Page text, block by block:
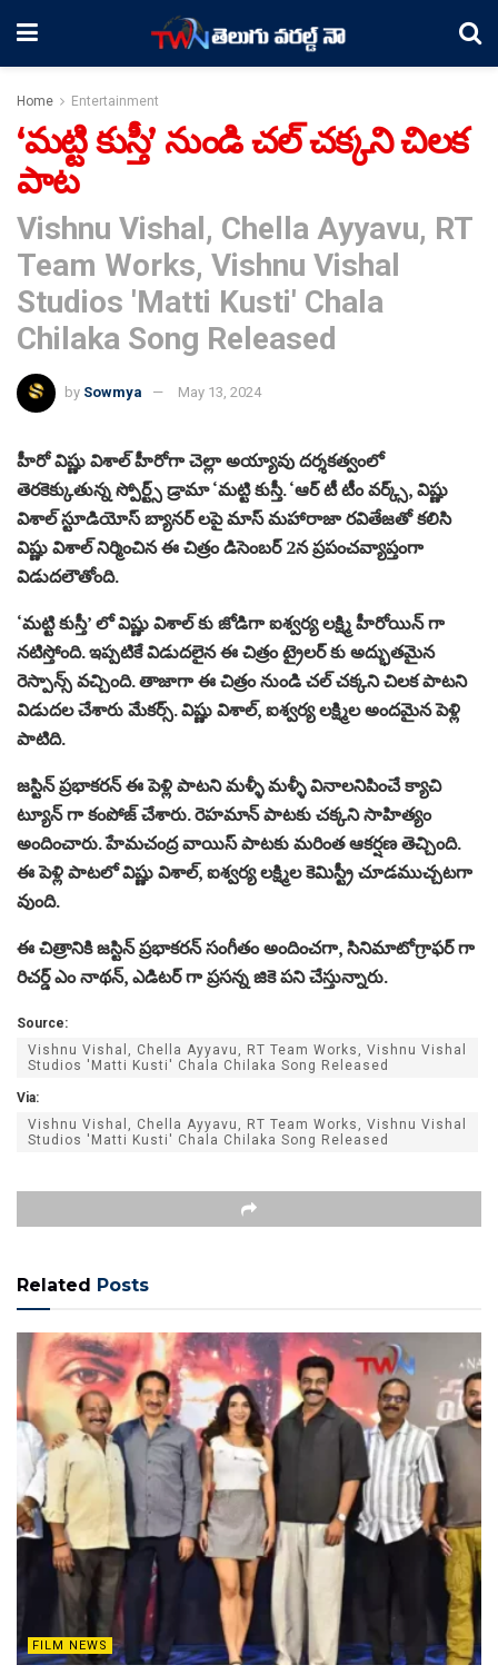
Home Entertainment
‘మట్టి కుస్తీ’ నుండి చల్ చక్కని చిలక
పాట
Vishnu Vishal, Chella Ayyavu, RT
Team Works, Vishnu Vishal
Studios 'Matti Kusti' Chala
Chilaka Song Released
by Sowmya May 13, 2024
హీరో విష్ణు విశాల్ హీరోగా చెల్లా అయ్యావు దర్శకత్వంలో
తెరకెక్కుతున్న స్పోర్ట్స్ డ్రామా ‘మట్టి కుస్తీ. ‘ఆర్ టీ టీం వర్క్స్, విష్ణు
విశాల్ స్టూడియోస్ బ్యానర్ లపై మాస్ మహారాజా రవితేజతో కలిసి
విష్ణు విశాల్ నిర్మించిన ఈ చిత్రం డిసెంబర్ 2న ప్రపంచవ్యాప్తంగా
విడుదలౌతోంది.
‘మట్టి కుస్తీ’ లో విష్ణు విశాల్ కు జోడిగా ఐశ్వర్య లక్ష్మి హీరోయిన్ గా
నటిస్తోంది. ఇప్పటికే విడుదలైన ఈ చిత్రం ట్రైలర్ కు అద్భుతమైన
రెస్పాన్స్ వచ్చింది. తాజాగా ఈ చిత్రం నుండి చల్ చక్కని చిలక పాటని
విడుదల చేశారు మేకర్స్. విష్ణు విశాల్, ఐశ్వర్య లక్ష్మిల అందమైన పెళ్లి
పాటిది.
జస్టిన్ ప్రభాకరన్ ఈ పెళ్లి పాటని మళ్ళీ మళ్ళీ వినాలనిపించే క్యాచి
ట్యూన్ గా కంపోజ్ చేశారు. రెహమాన్ పాటకు చక్కని సాహిత్యం
అందించారు. హేమచంద్ర వాయిస్ పాటకు మరింత ఆకర్షణ తెచ్చింది.
ఈ పెళ్లి పాటలో విష్ణు విశాల్, ఐశ్వర్య లక్ష్మిల కెమిస్ట్రీ చూడముచ్చటగా
వుంది.
ఈ చిత్రానికి జస్టిన్ ప్రభాకరన్ సంగీతం అందించగా, సినిమాటోగ్రాఫర్ గా
రిచర్డ్ ఎం నాథన్, ఎడిటర్ గా ప్రసన్న జికె పని చేస్తున్నారు.
Source:
Vishnu Vishal, Chella Ayyavu, RT Team Works, Vishnu Vishal
Studios 'Matti Kusti' Chala Chilaka Song Released
Via:
Vishnu Vishal, Chella Ayyavu, RT Team Works, Vishnu Vishal
Studios 'Matti Kusti' Chala Chilaka Song Released
Related Posts
FILM NEWS